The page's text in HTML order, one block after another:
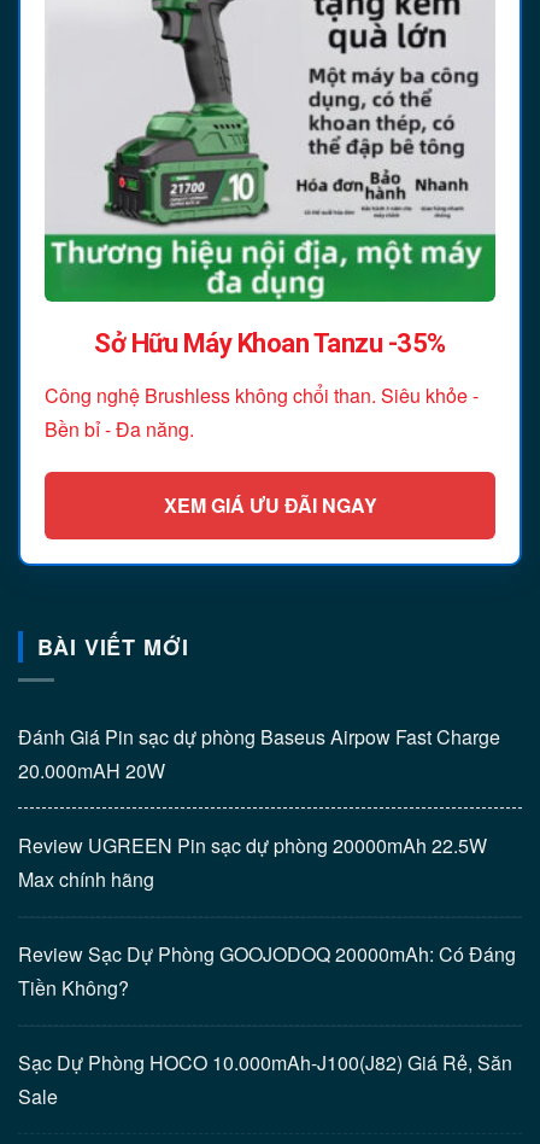
Sở Hữu Máy Khoan Tanzu -35%
Công nghệ Brushless không chổi than. Siêu khỏe -
Bền bỉ - Đa năng.
XEM GIÁ ƯU ĐÃI NGAY
BÀI VIẾT MỚI
Đánh Giá Pin sạc dự phòng Baseus Airpow Fast Charge
20.000mAH 20W
Review UGREEN Pin sạc dự phòng 20000mAh 22.5W
Max chính hãng
Review Sạc Dự Phòng GOOJODOQ 20000mAh: Có Đáng
Tiền Không?
Sạc Dự Phòng HOCO 10.000mAh-J100(J82) Giá Rẻ, Săn
Sale